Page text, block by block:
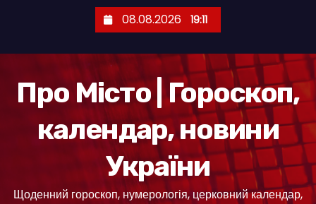
08.08.2026 19:11
Про Місто | Гороскоп,
календар, новини
України
Щоденний гороскоп, нумерологія, церковний календар,